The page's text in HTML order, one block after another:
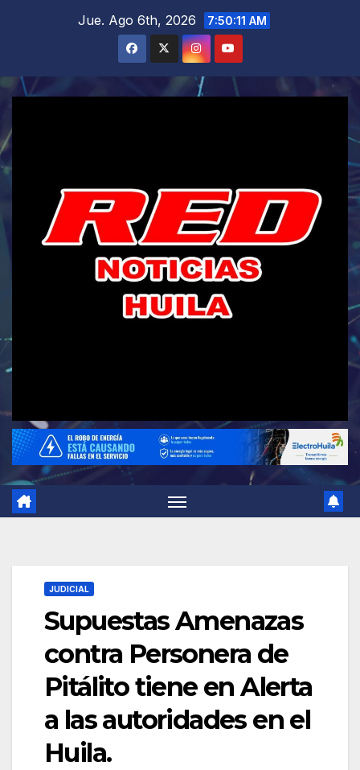
Jue. Ago 6th, 2026 7:50:12 AM
JUDICIAL
Supuestas Amenazas
contra Personera de
Pitálito tiene en Alerta
a las autoridades en el
Huila.